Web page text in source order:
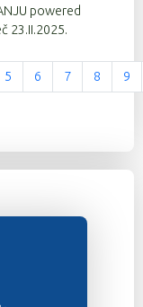
powered
23.II.2025.
2 od 37
5 6 7 8 9